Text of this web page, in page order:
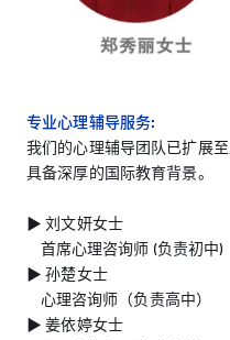
专业心理辅导服务:
我们的心理辅导团队已扩展
具备深厚的国际教育背景。
▶︎ 刘文妍女士
首席心理咨询师 (负责初中)
▶︎ 孙楚女士
心理咨询师（负责高中）
▶︎ 姜依婷女士